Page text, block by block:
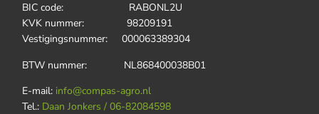
BIC code: RABONL2U
KVK nummer: 98209191
Vestigingsnummer: 000063389304
BTW nummer: NL868400038B01
E-mail: info@compas-agro.nl
Tel.: Daan Jonkers / 06-82084598